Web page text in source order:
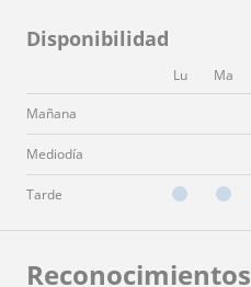
Disponibilidad
Lu Ma
Mañana
Mediodía
Tarde
Reconocimientos